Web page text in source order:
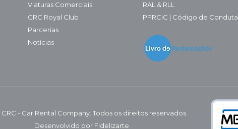
Viaturas Comerciais
CRC Royal Club
Parcerias
Notícias
RAL & RLL
PPRCIC | Código de Conduta
- Car Rental Company. Todos os direitos reservados.
Desenvolvido por Fidelizarte.